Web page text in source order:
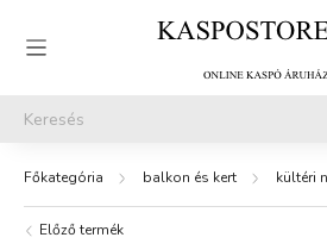
balkon és kert kültéri
Előző termék